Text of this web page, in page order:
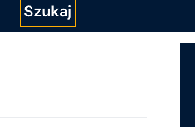
Szukaj